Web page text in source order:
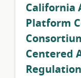
California
Platform
Centered
Regulation